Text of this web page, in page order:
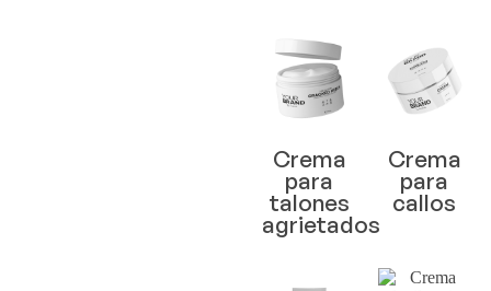
Crema
para
talones
agrietados
Crema
para
callos